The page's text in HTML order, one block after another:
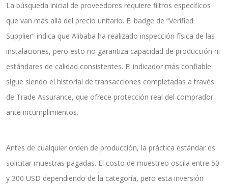
La búsqueda inicial de proveedores requiere filtros específicos
que van más allá del precio unitario. El badge de “Verified
Supplier” indica que Alibaba ha realizado inspección física de las
instalaciones, pero esto no garantiza capacidad de producción ni
estándares de calidad consistentes. El indicador más confiable
sigue siendo el historial de transacciones completadas a través
de Trade Assurance, que ofrece protección real del comprador
ante incumplimientos.
Antes de cualquier orden de producción, la práctica estándar es
solicitar muestras pagadas. El costo de muestreo oscila entre 50
y 300 USD dependiendo de la categoría, pero esta inversión